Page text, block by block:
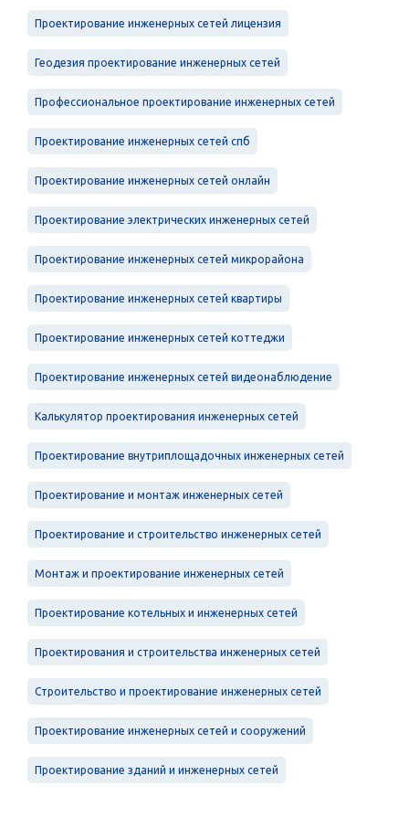
Проектирование инженерных сетей лицензия
Геодезия проектирование инженерных сетей
Профессиональное проектирование инженерных сетей
Проектирование инженерных сетей спб
Проектирование инженерных сетей онлайн
Проектирование электрических инженерных сетей
Проектирование инженерных сетей микрорайона
Проектирование инженерных сетей квартиры
Проектирование инженерных сетей коттеджи
Проектирование инженерных сетей видеонаблюдение
Калькулятор проектирования инженерных сетей
Проектирование внутриплощадочных инженерных сетей
Проектирование и монтаж инженерных сетей
Проектирование и строительство инженерных сетей
Монтаж и проектирование инженерных сетей
Проектирование котельных и инженерных сетей
Проектирования и строительства инженерных сетей
Строительство и проектирование инженерных сетей
Проектирование инженерных сетей и сооружений
Проектирование зданий и инженерных сетей